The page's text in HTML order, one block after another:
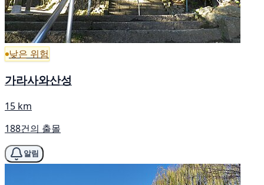
낮은 위험
가라사와산성
15 km
188건의 출몰
알림